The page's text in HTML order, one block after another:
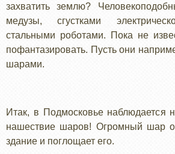
захватить землю?
медузы, сгустками
стальными роботами. Пока не
пофантазировать. Пусть они
шарами.
Итак, в Подмосковье наблюдается
нашествие шаров! Огромный шар
здание и поглощает его.